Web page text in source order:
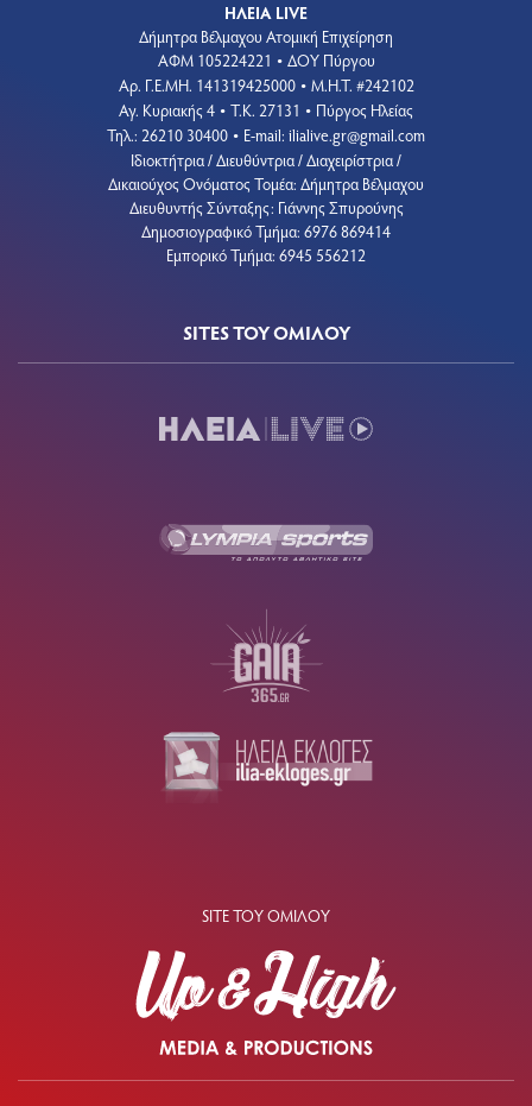
ΗΛΕΙΑ LIVE
Δήμητρα Βέλμαχου Ατομική Επιχείρηση
ΑΦΜ 105224221 • ΔΟΥ Πύργου
Aρ. Γ.Ε.ΜΗ. 141319425000 • Μ.Η.Τ. #242102
Αγ. Κυριακής 4 • Τ.Κ. 27131 • Πύργος Ηλείας
Τηλ.: 26210 30400 • E-mail: ilialive.gr@gmail.com
Ιδιοκτήτρια / Διευθύντρια / Διαχειρίστρια /
Δικαιούχος Ονόματος Τομέα: Δήμητρα Βέλμαχου
Διευθυντής Σύνταξης: Γιάννης Σπυρούνης
Δημοσιογραφικό Τμήμα: 6976 869414
Εμπορικό Τμήμα: 6945 556212
SITES ΤΟΥ ΟΜΙΛΟΥ
SITE ΤΟΥ ΟΜΙΛΟΥ